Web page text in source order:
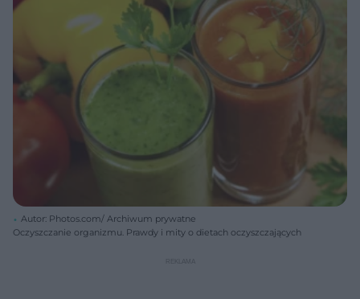
Autor: Photos.com/ Archiwum prywatne
Oczyszczanie organizmu. Prawdy i mity o dietach oczyszczających